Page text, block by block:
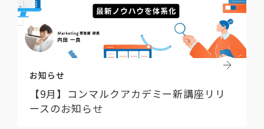
お知らせ
【9月】コンマルクアカデミー新講座リリ
ースのお知らせ